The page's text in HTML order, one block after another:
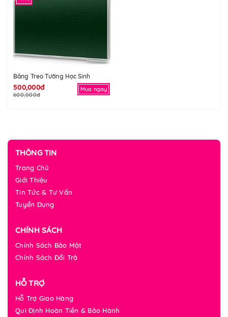
Bảng Treo Tường Học Sinh
500,000đ
600,000đ
Mua ngay
THÔNG TIN
Trang Chủ
Giới Thiệu
Tin Tức & Tư Vấn
Tuyển Dụng
CHÍNH SÁCH
Chính Sách Bảo Mật
Chính Sách Đổi Trả
HỖ TRỢ
Hỗ Trợ Giao Hàng
Qui Định Hoàn Tiền & Bảo Hành